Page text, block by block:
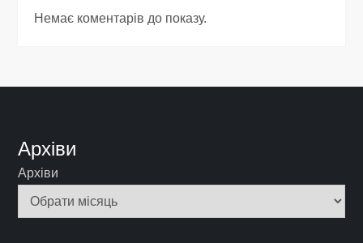
Немає коментарів до показу.
Архіви
Архіви